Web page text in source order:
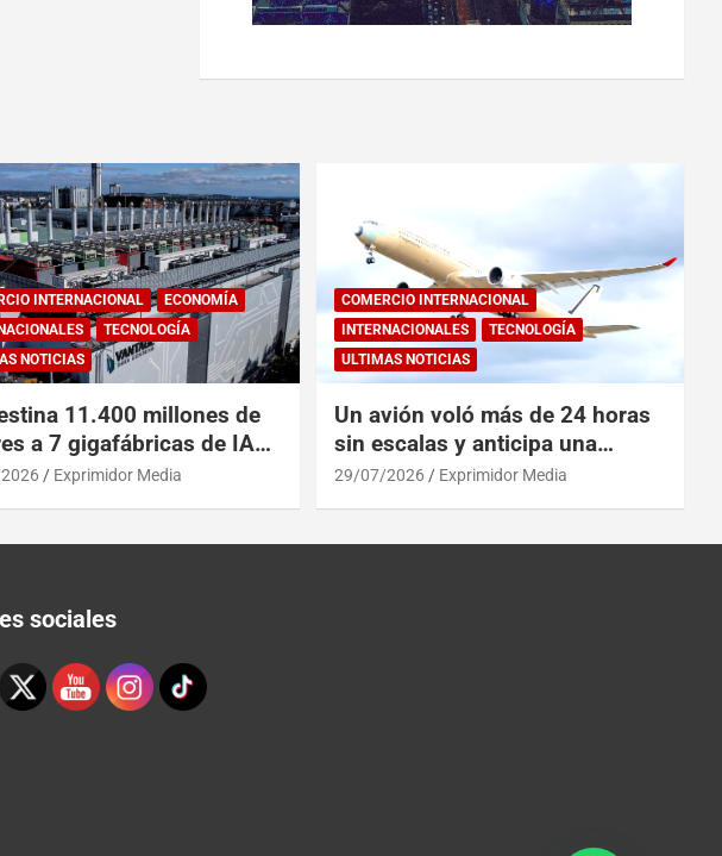
INTERNACIONAL
ECONOMÍA
TECNOLOGÍA
NOTICIAS
11.400 millones de
a 7 gigafábricas de IA
a EEUU y China
Exprimidor Media
COMERCIO INTERNACIONAL
INTERNACIONALES
TECNOLOGÍA
ULTIMAS NOTICIAS
Un avión voló más de 24 horas
sin escalas y anticipa una
revolución en los viajes
29/07/2026 Exprimidor Media
sociales
Set Youtube Channel ID